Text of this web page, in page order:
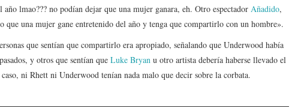
lmao??? no podían dejar que una mujer ganara, eh. Otro espectador Añadido,
que una mujer gane entretenido del año y tenga que compartirlo con un hombre».
que sentían que compartirlo era apropiado, señalando que Underwood había
y otros que sentían que Luke Bryan u otro artista debería haberse llevado el
ni Rhett ni Underwood tenían nada malo que decir sobre la corbata.